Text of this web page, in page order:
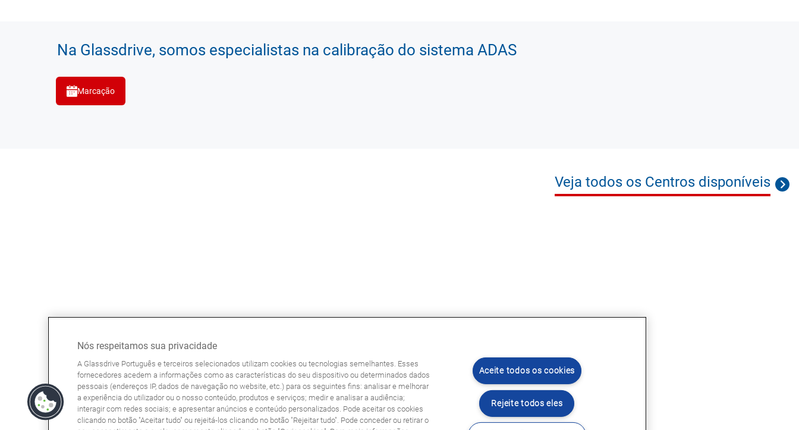
Na Glassdrive, somos especialistas na calibração do sistema ADAS
Marcação
Veja todos os Centros disponíveis
Nós respeitamos sua privacidade
A Glassdrive Português e terceiros selecionados utilizam cookies ou tecnologias semelhantes. Esses
fornecedores acedem a informações como as características do seu dispositivo ou determinados dados
pessoais (endereços IP, dados de navegação no website, etc.) para os seguintes fins: analisar e melhorar
a experiência do utilizador ou o nosso conteúdo, produtos e serviços; medir e analisar a audiência;
interagir com redes sociais; e apresentar anúncios e conteúdo personalizados. Pode aceitar os cookies
clicando no botão "Aceitar tudo" ou rejeitá-los clicando no botão "Rejeitar tudo". Pode conceder ou retirar o
Aceite todos os cookies
Rejeite todos eles